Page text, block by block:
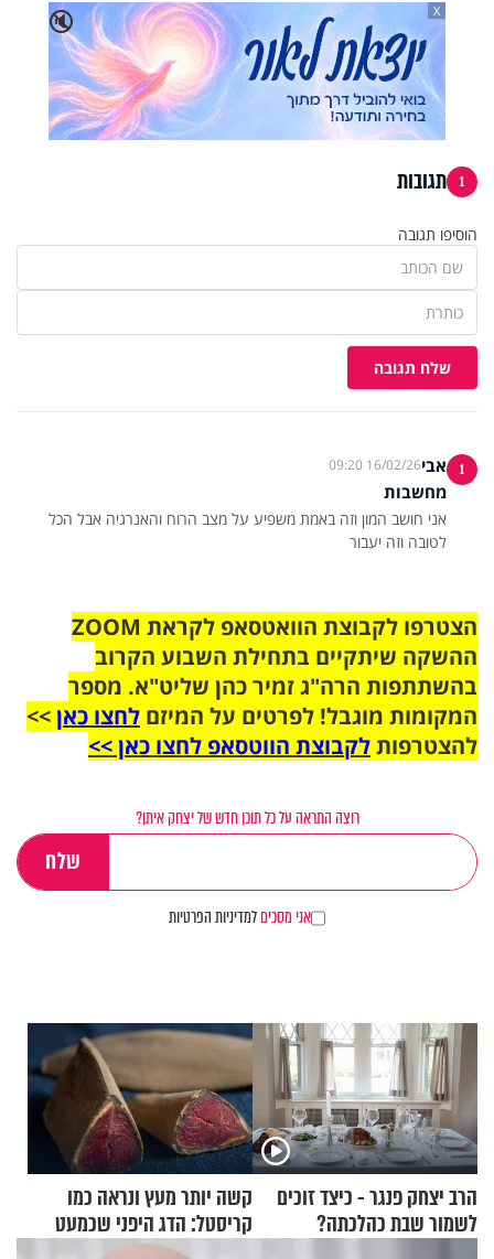
🔇
X
1 תגובות
הוסיפו תגובה
שלח תגובה
1 אבי16/02/26 09:20
מחשבות
אני חושב המון וזה באמת משפיע על מצב הרוח והאנרגיה אבל הכל
לטובה וזה יעבור
הצטרפו לקבוצת הוואטסאפ לקראת ZOOM
ההשקה שיתקיים בתחילת השבוע הקרוב
בהשתתפות הרה"ג זמיר כהן שליט"א. מספר
המקומות מוגבל! לפרטים על המיזם לחצו כאן>>
להצטרפותלקבוצת הווטסאפ לחצו כאן >>
רוצה התראה על כל תוכן חדש של יצחק איתן?
אני מסכיםלמדיניות הפרטיות
הרב יצחק פנגר - כיצד זוכים
לשמור שבת כהלכתה?
קשה יותר מעץ ונראה כמו
קריסטל: הדג היפני שכמעט
בלתי אפשרי לחתוך